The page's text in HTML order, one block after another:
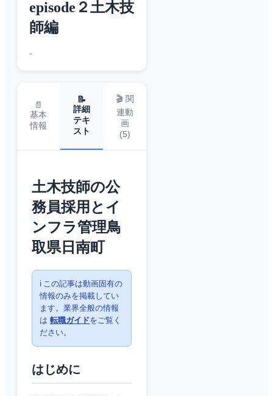
episode２土木技
師編
-
📄
基本
情報
📝
詳細
テキ
スト
🎬 関
連動
画
(5)
土木技師の公
務員採用とイ
ンフラ管理鳥
取県日南町
ℹ️ この記事は動画固有の
情報のみを掲載してい
ます。業界全般の情報
は 転職ガイドをご覧く
ださい。
はじめに